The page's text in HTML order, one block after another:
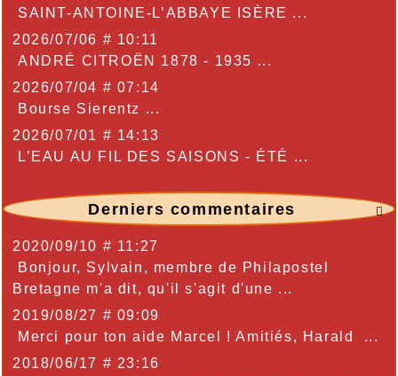
SAINT-ANTOINE-L’ABBAYE ISÈRE ...
2026/07/06 # 10:11
ANDRÉ CITROËN 1878 - 1935 ...
2026/07/04 # 07:14
Bourse Sierentz ...
2026/07/01 # 14:13
L’EAU AU FIL DES SAISONS - ÉTÉ ...

Derniers commentaires
2020/09/10 # 11:27
Bonjour, Sylvain, membre de Philapostel
Bretagne m'a dit, qu'il s'agit d'une ...
2019/08/27 # 09:09
Merci pour ton aide Marcel ! Amitiés, Harald ...
2018/06/17 # 23:16